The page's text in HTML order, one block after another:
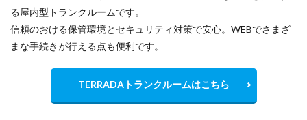
る屋内型トランクルームです。
信頼のおける保管環境とセキュリティ対策で安心。WEBでさまざ
まな手続きが行える点も便利です。
TERRADAトランクルームはこちら